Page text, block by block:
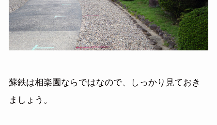
蘇鉄は相楽園ならではなので、しっかり見ておき
ましょう。